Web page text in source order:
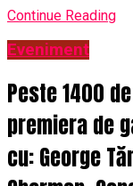
Continue Reading
Eveniment
Peste 1400
premiera de
cu: George